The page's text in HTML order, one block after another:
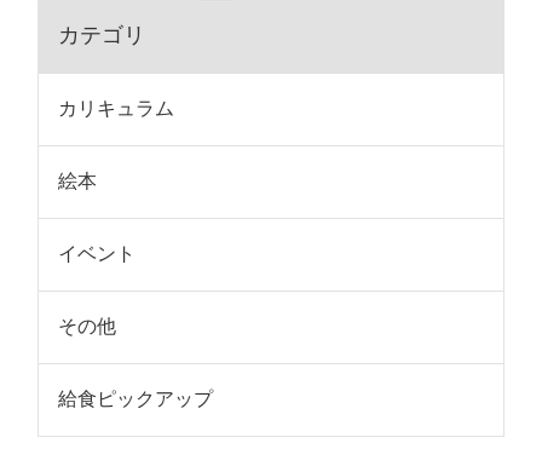
カテゴリ
カリキュラム
絵本
イベント
その他
給食ピックアップ